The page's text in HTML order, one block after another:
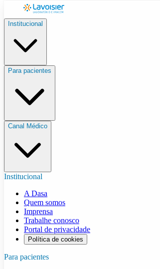
Institucional
Para pacientes
Canal Médico
Institucional
A Dasa
Quem somos
Imprensa
Trabalhe conosco
Portal de privacidade
Política de cookies
Para pacientes